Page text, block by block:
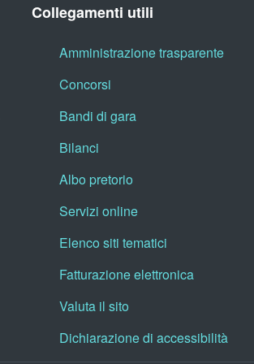
Collegamenti utili
Amministrazione trasparente
Concorsi
Bandi di gara
Bilanci
Albo pretorio
Servizi online
Elenco siti tematici
Fatturazione elettronica
Valuta il sito
Dichiarazione di accessibilità